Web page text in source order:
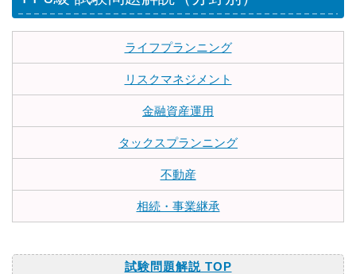
ライフプランニング
リスクマネジメント
金融資産運用
タックスプランニング
不動産
相続・事業継承
試験問題解説 TOP